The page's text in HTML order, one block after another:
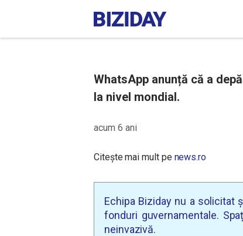
WhatsApp anunță că a
la nivel mondial.
acum 6 ani
Citește mai mult pe news.ro
Echipa Biziday nu a solicitat
fonduri guvernamentale.
neinvazivă.